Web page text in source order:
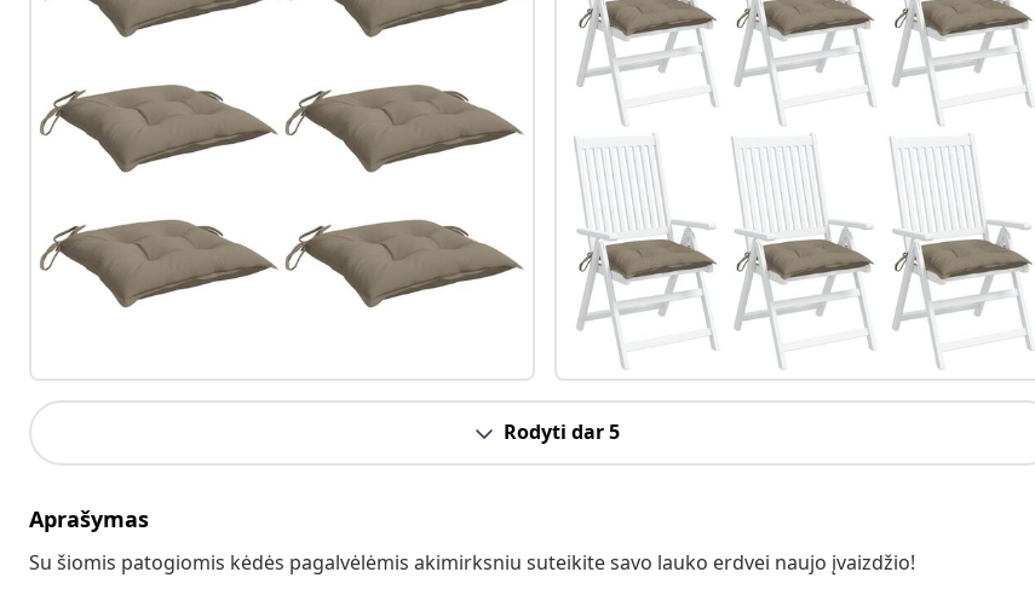
Rodyti dar 5
Aprašymas
Su šiomis patogiomis kėdės pagalvėlėmis akimirksniu suteikite savo lauko erdvei naujo įvaizdžio!